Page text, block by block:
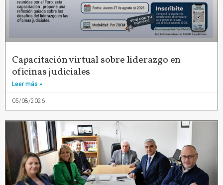
Capacitación virtual sobre liderazgo en
oficinas judiciales
Leer más »
05/08/2026